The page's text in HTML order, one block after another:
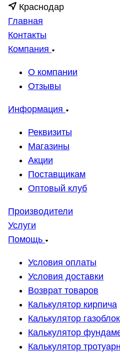
Краснодар
Главная
Контакты
Компания
О компании
Отзывы
Информация
Реквизиты
Магазины
Акции
Поставщикам
Оптовый клуб
Производители
Услуги
Помощь
Условия оплаты
Условия доставки
Возврат товаров
Калькулятор кирпича
Калькулятор
Калькулятор
Калькулятор